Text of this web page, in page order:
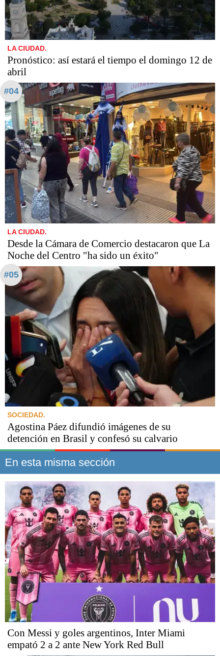
LA CIUDAD.
Pronóstico: así estará el tiempo el domingo 12 de
abril
#04
LA CIUDAD.
Desde la Cámara de Comercio destacaron que La
Noche del Centro "ha sido un éxito"
#05
SOCIEDAD.
Agostina Páez difundió imágenes de su
detención en Brasil y confesó su calvario
En esta misma sección
Con Messi y goles argentinos, Inter Miami
empató 2 a 2 ante New York Red Bull